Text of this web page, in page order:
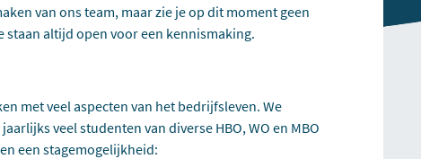
van ons team, maar zie je op dit moment geen
staan altijd open voor een kennismaking.
met veel aspecten van het bedrijfsleven. We
veel studenten van diverse HBO, WO en MBO
een stagemogelijkheid: